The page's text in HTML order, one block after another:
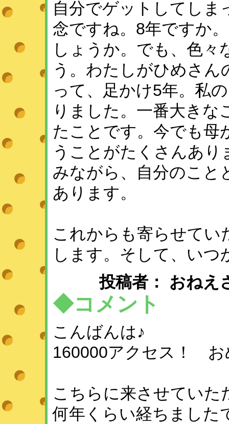
自分でゲットしてしま
念ですね。8年ですか
しょうか。でも、色
う。わたしがひめさん
って、足かけ5年。私
りました。一番大きな
たことです。今でも母
うことがたくさんあ
みながら、自分のこと
あります。
これからも寄らせてい
します。そして、い
投稿者： おねえ
◆コメント
こんばんは♪
160000アクセス！ お
こちらに来させていた
何年くらい経ちまし